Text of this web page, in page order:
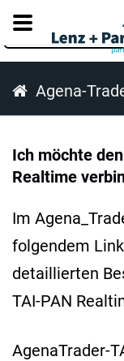
Agena-
Ich möchte
Realtime
Im
folgendem
detaillierten
TAI-PAN
AgenaTrader-